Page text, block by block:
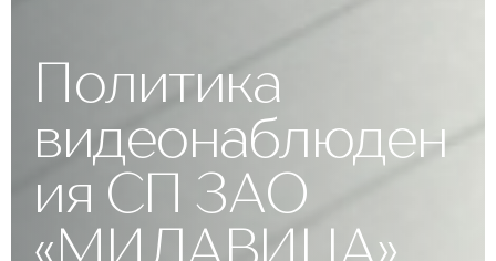
Политика
видеонаблюден
ия СП ЗАО